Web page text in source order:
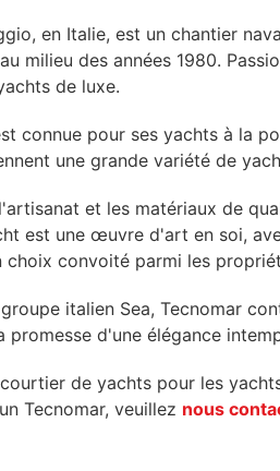
en Italie, est un chantier
milieu des années 1980.
de luxe.
connue pour ses yachts à la
une grande variété de
et les matériaux de
est une œuvre d'art en soi,
choix convoité parmi les
italien Sea, Tecnomar
d'une élégance
de yachts pour les
Tecnomar, veuillez nous